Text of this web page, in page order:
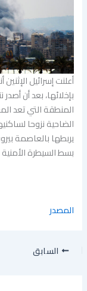
أعلنت إسرائيل
بإخلائها، بعد أن
المنطقة التي تعد
الضاحية نزوحا
يربطها بالعاصمة
بسط السيطرة
المصدر
السابق